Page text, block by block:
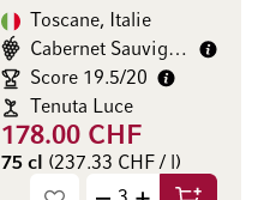
Toscane, Italie
Cabernet Sauvignon
Score 19.5/20
Tenuta Luce
178.00 CHF
75 cl (237.33 CHF / l)